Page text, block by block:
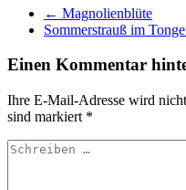
← Magnolienblüte
Sommerstrauß im
Einen Kommentar
Ihre E-Mail-Adresse wird
sind markiert *